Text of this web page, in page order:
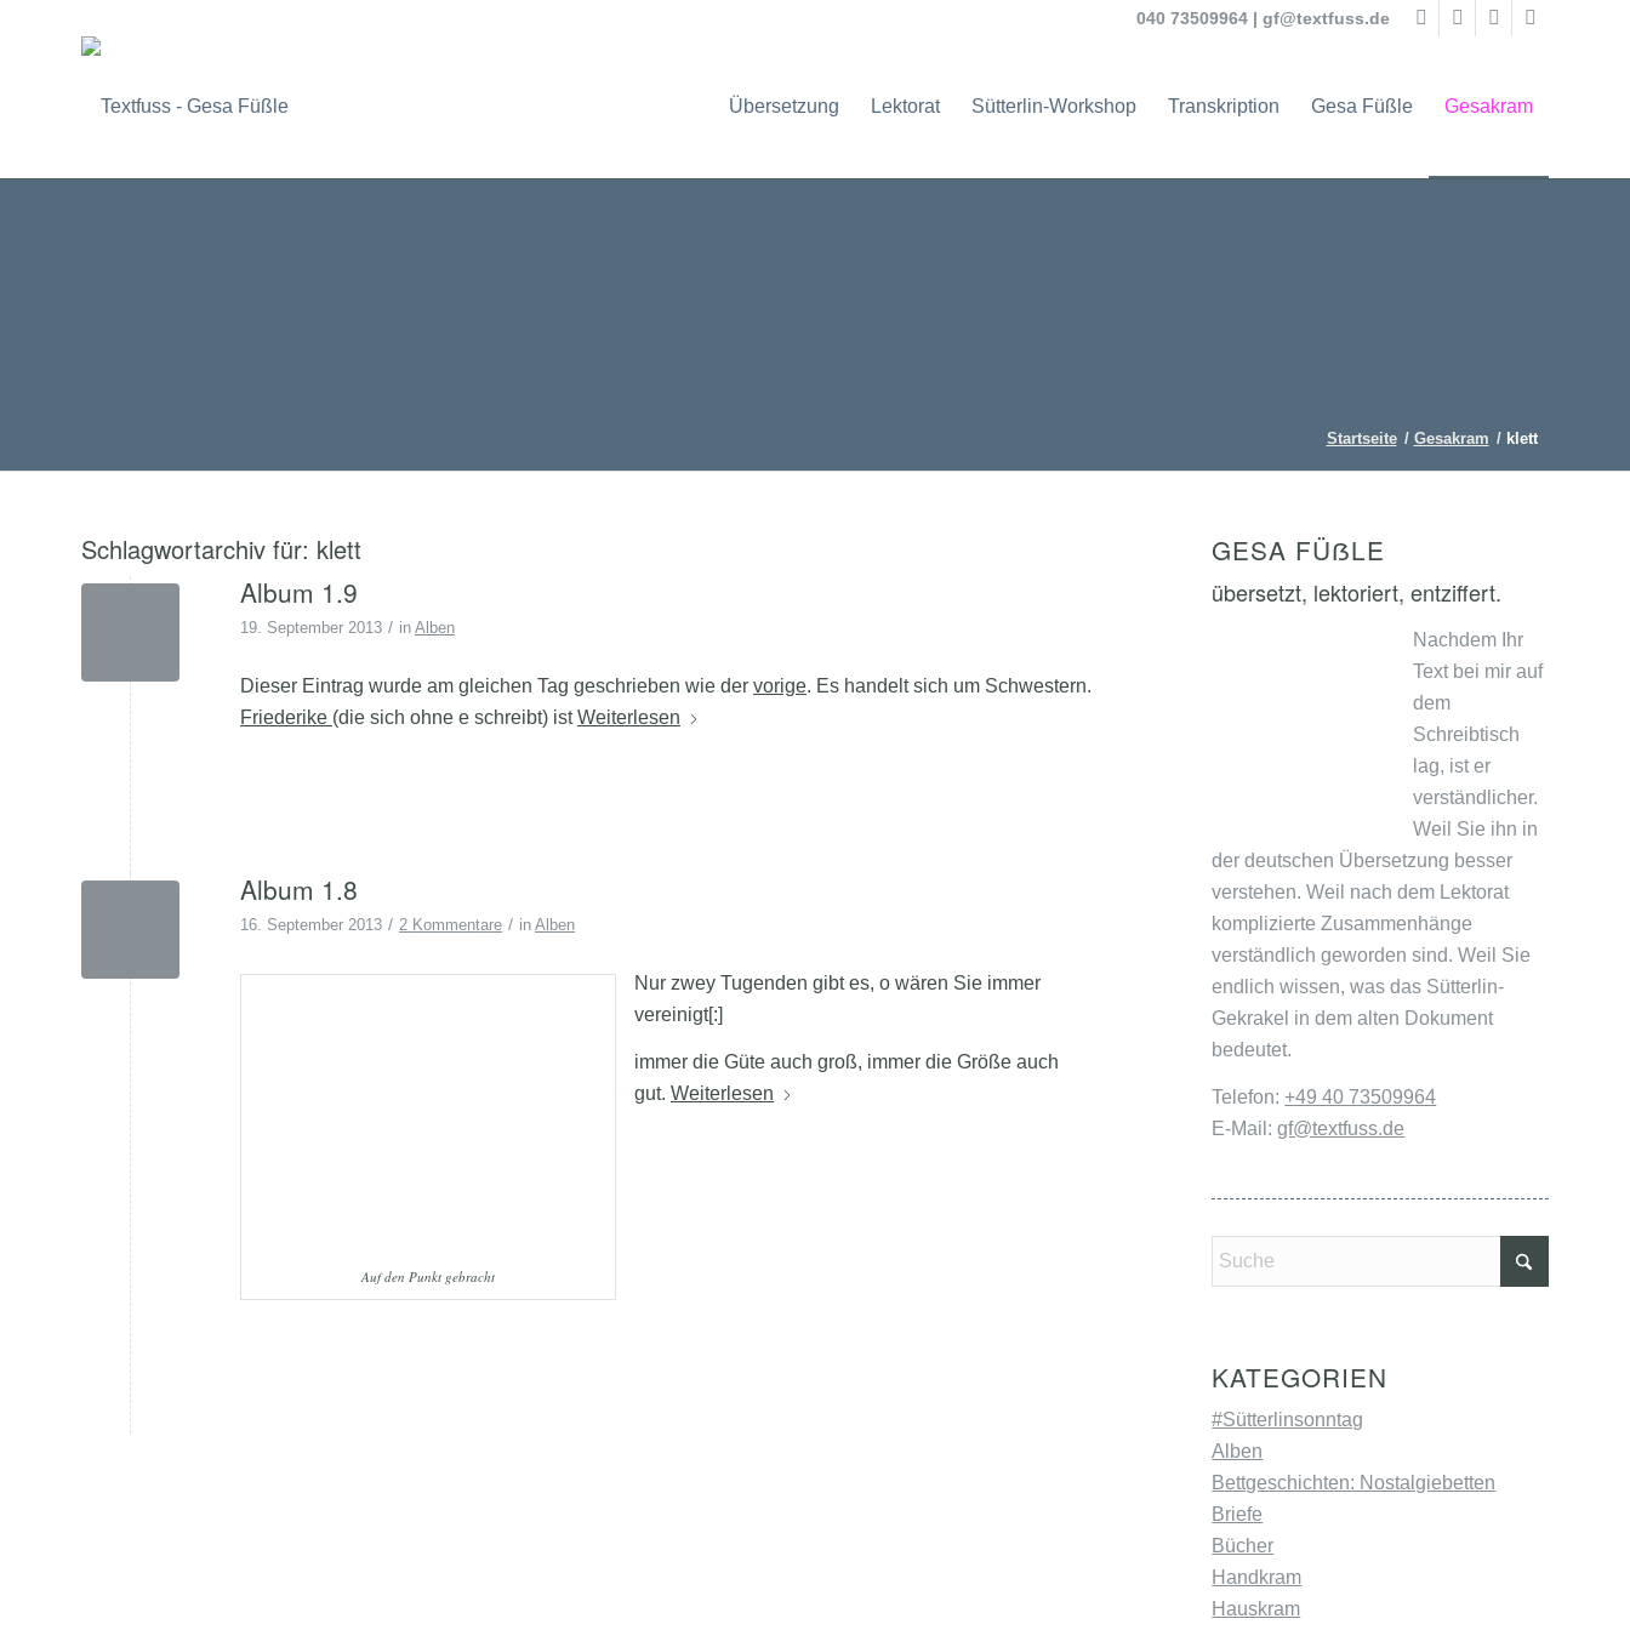
040 73509964 | gf@textfuss.de
Übersetzung Lektorat Sütterlin-Workshop Transkription Gesa Füßle Gesakram
Startseite / Gesakram / klett
Schlagwortarchiv für: klett
Album 1.9
19. September 2013 / in Alben
Dieser Eintrag wurde am gleichen Tag geschrieben wie der vorige. Es handelt sich um Schwestern.
Friederike (die sich ohne e schreibt) istWeiterlesen
Album 1.8
16. September 2013 / 2 Kommentare / in Alben
Auf den Punkt gebracht
Nur zwey Tugenden gibt es, o wären Sie immer
vereinigt[:]
immer die Güte auch groß, immer die Größe auch
gut. Weiterlesen
GESA FÜẞLE
übersetzt, lektoriert, entziffert.
Nachdem Ihr
Text bei mir auf
dem
Schreibtisch
lag, ist er
verständlicher.
Weil Sie ihn in
der deutschen Übersetzung besser
verstehen. Weil nach dem Lektorat
komplizierte Zusammenhänge
verständlich geworden sind. Weil Sie
endlich wissen, was das Sütterlin-
Gekrakel in dem alten Dokument
bedeutet.
Telefon:+49 40 73509964
E-Mail:gf@textfuss.de
KATEGORIEN
#Sütterlinsonntag
Alben
Bettgeschichten: Nostalgiebetten
Briefe
Bücher
Handkram
Hauskram